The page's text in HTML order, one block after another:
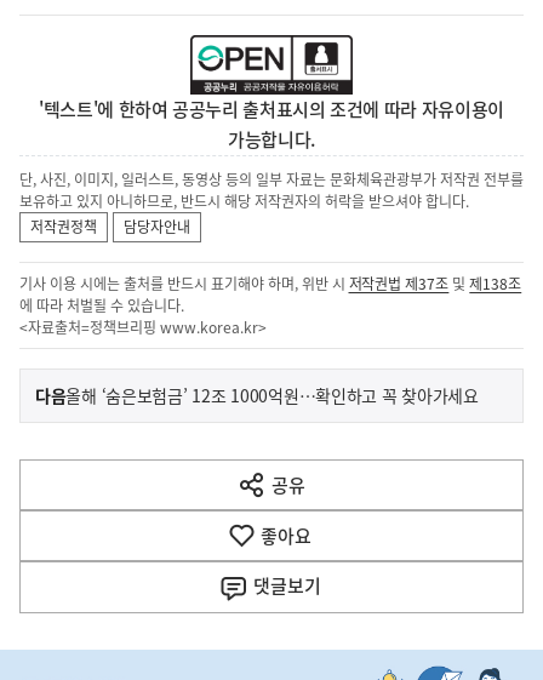
'텍스트'에 한하여 공공누리 출처표시의 조건에 따라 자유이용이
가능합니다.
단, 사진, 이미지, 일러스트, 동영상 등의 일부 자료는 문화체육관광부가 저작권 전부를
보유하고 있지 아니하므로, 반드시 해당 저작권자의 허락을 받으셔야 합니다.
저작권정책
담당자안내
기사 이용 시에는 출처를 반드시 표기해야 하며, 위반 시 저작권법 제37조 및제138조
에 따라 처벌될 수 있습니다.
<자료출처=정책브리핑 www.korea.kr>
이
전
다
음
다음기
사
올해 ‘숨은보험금’ 12조 1000억원…확인하고 꼭 찾아가세요
공유
열
기
좋아요
댓글보기